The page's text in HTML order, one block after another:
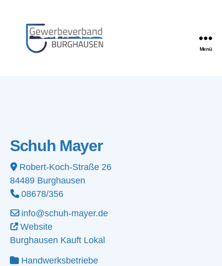
Menü
Schuh Mayer
Robert-Koch-Straße 26
84489 Burghausen
08678/356
info@schuh-mayer.de
Website
Burghausen Kauft Lokal
Handwerksbetriebe